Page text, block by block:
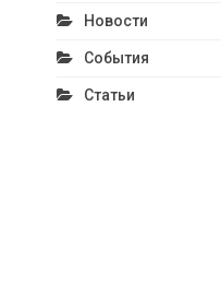
Новости
События
Статьи